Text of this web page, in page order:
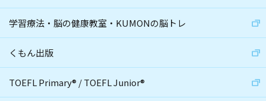
学習療法・脳の健康教室・KUMONの脳トレ
くもん出版
TOEFL Primary® /TOEFL Junior®